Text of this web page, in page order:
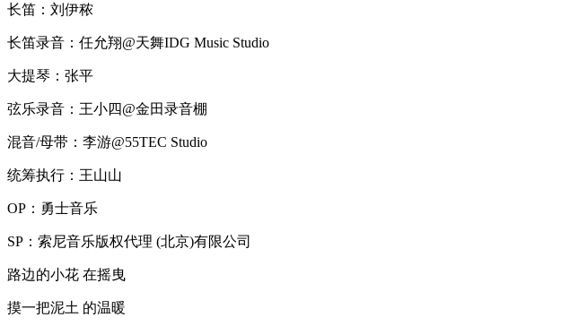
长笛：刘伊秾
长笛录音：任允翔@天舞IDG Music Studio
大提琴：张平
弦乐录音：王小四@金田录音棚
混音/母带：李游@55TEC Studio
统筹执行：王山山
OP：勇士音乐
SP：索尼音乐版权代理 (北京)有限公司
路边的小花 在摇曳
摸一把泥土 的温暖